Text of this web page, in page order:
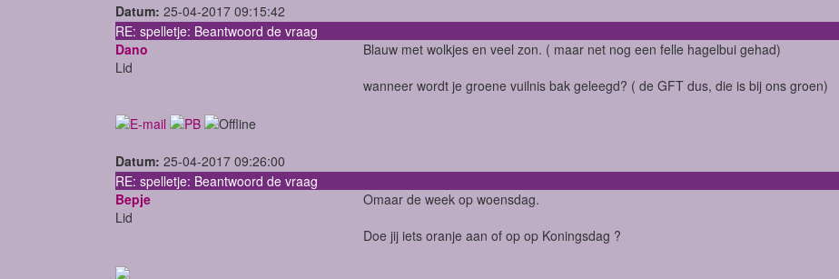
Datum: 25-04-2017 09:15:42
RE: spelletje: Beantwoord de vraag
Dano
Lid
Blauw met wolkjes en veel zon. ( maar net nog een felle hagelbui gehad)
wanneer wordt je groene vuilnis bak geleegd? ( de GFT dus, die is bij ons groen)
Datum: 25-04-2017 09:26:00
RE: spelletje: Beantwoord de vraag
Bepje
Lid
Omaar de week op woensdag.
Doe jij iets oranje aan of op op Koningsdag ?